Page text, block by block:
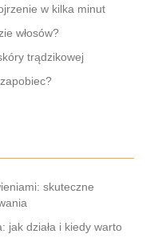
w kilka minut
włosów?
trądzikowej
skuteczne
jak działa i kiedy warto